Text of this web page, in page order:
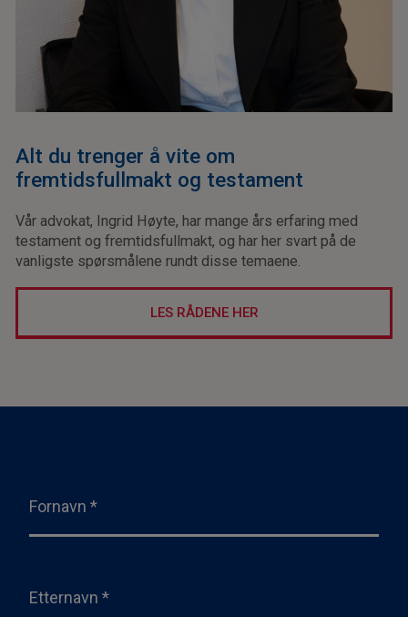
Alt du trenger å vite om
fremtidsfullmakt og testament
Vår advokat, Ingrid Høyte, har mange års erfaring med
testament og fremtidsfullmakt, og har her svart på de
vanligste spørsmålene rundt disse temaene.
LES RÅDENE HER
Fornavn *
Etternavn *